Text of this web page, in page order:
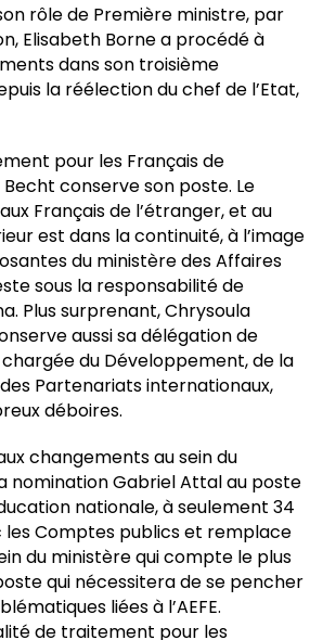
rôle de Première ministre, par
Elisabeth Borne a procédé à
dans son troisième
la réélection du chef de l’Etat,
pour les Français de
Becht conserve son poste. Le
Français de l’étranger, et au
est dans la continuité, à l’image
du ministère des Affaires
sous la responsabilité de
Plus surprenant, Chrysoula
aussi sa délégation de
du Développement, de la
Partenariats internationaux,
déboires.
changements au sein du
nomination Gabriel Attal au poste
nationale, à seulement 34
les Comptes publics et remplace
du ministère qui compte le plus
qui nécessitera de se pencher
liées à l’AEFE.
de traitement pour les